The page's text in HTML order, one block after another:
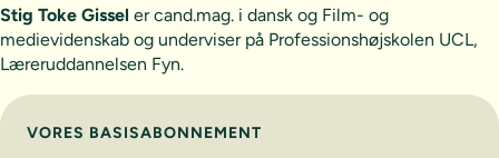
Stig Toke Gissel er cand.mag. i dansk og Film- og
medievidenskab og underviser på Professionshøjskolen UCL,
Læreruddannelsen Fyn.
Vælg abonnement
VORES BASISABONNEMENT